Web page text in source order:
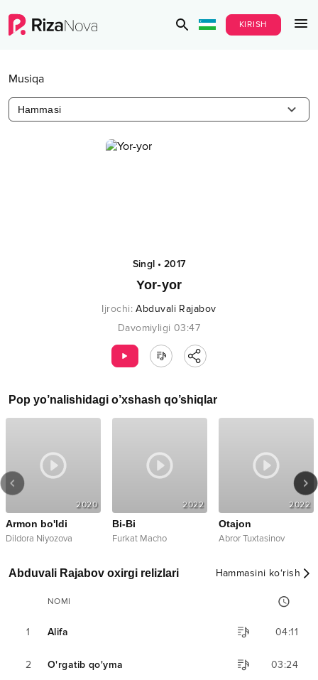
KIRISH
Musiqa
Hammasi
Singl•2017
Yor-yor
Ijrochi:Abduvali Rajabov
Davomiyligi 03:47
Pop yo’nalishidagi o’xshash qo’shiqlar
2020
Armon bo'ldi
Dildora Niyozova
2022
Bi-Bi
Furkat Macho
2022
Otajon
Abror Tuxtasinov
Abduvali Rajabov oxirgi relizlari Hammasini ko‘rish
NOMI
1 Alifa 04:11
2 O'rgatib qo'yma 03:24